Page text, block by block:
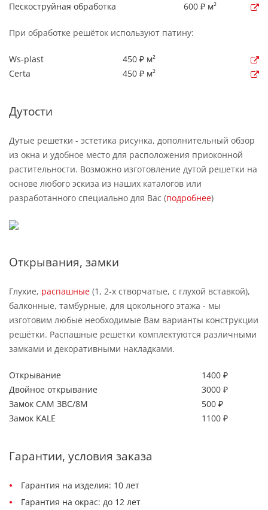
Пескоструйная обработка
600 ₽ м²
При обработке решёток используют патину:
Ws-plast
450 ₽ м²
Certa
450 ₽ м²
Дутости
Дутые решетки - эстетика рисунка, дополнительный обзор
из окна и удобное место для расположения приоконной
растительности. Возможно изготовление дутой решетки на
основе любого эскиза из наших каталогов или
разработанного специально для Вас (подробнее)
Открывания, замки
Глухие, распашные (1, 2-х створчатые, с глухой вставкой),
балконные, тамбурные, для цокольного этажа - мы
изготовим любые необходимые Вам варианты конструкции
решётки. Распашные решетки комплектуются различными
замками и декоративными накладками.
Открывание
1400 ₽
Двойное открывание
3000 ₽
Замок САМ ЗВС/8М
500 ₽
Замок KALE
1100 ₽
Гарантии, условия заказа
Гарантия на изделия: 10 лет
Гарантия на окрас: до 12 лет